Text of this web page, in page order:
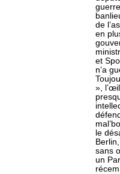
de
en
et
n’a
»,
le
sans
un